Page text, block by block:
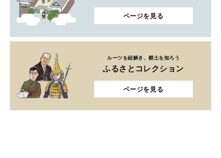
ページを見る
ルーツを紐解き、郷土を知ろう
ふるさとコレクション
ページを見る